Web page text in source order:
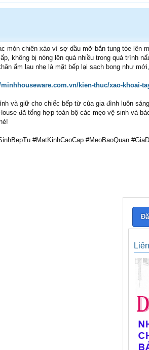
món chiên xào vì sợ dầu mỡ bắn tung tóe
không bị nóng lên quá nhiều trong quá trình
ẩm lau nhẹ là mặt bếp lại sạch bong như
kien-thuc/xao-khoai-
và giữ cho chiếc bếp từ của gia đình luôn
đã tổng hợp toàn bộ các mẹo vệ sinh và
#MatKinhCaoCap #MeoBaoQuan